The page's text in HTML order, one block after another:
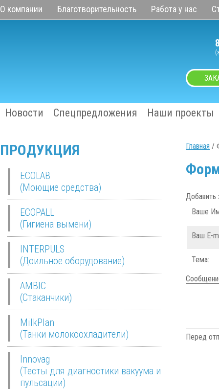
О компании Благотворительность Работа у нас
Новости Спецпредложения Наши проекты
ПРОДУКЦИЯ
ECOLAB
(Моющие средства)
ECOPALL
(Гигиена вымени)
INTERPULS
(Доильное оборудование)
AMBIC
(Стаканчики)
MilkPlan
(Танки молокоохладители)
Innovag
(Тесты для диагностики вакуума и
пульсации)
Главная /
Добавить
Ваше
Ваш E-
Тема:
Перед